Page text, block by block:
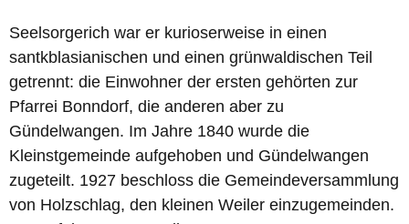
Seelsorgerich war er kurioserweise in einen
santkblasianischen und einen grünwaldischen Teil
getrennt: die Einwohner der ersten gehörten zur
Pfarrei Bonndorf, die anderen aber zu
Gündelwangen. Im Jahre 1840 wurde die
Kleinstgemeinde aufgehoben und Gündelwangen
zugeteilt. 1927 beschloss die Gemeindeversammlung
von Holzschlag, den kleinen Weiler einzugemeinden.